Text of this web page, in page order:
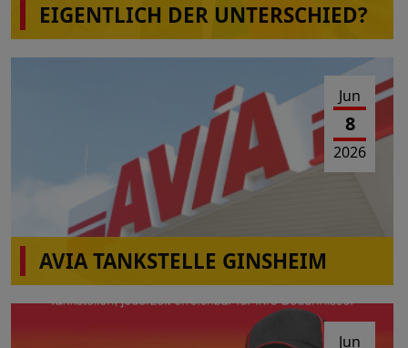
EIGENTLICH DER UNTERSCHIED?
Jun
8
2026
AVIA TANKSTELLE GINSHEIM
Am 10.06-2026 von 10:00-16:00 Uhr Wartungs-
Jun